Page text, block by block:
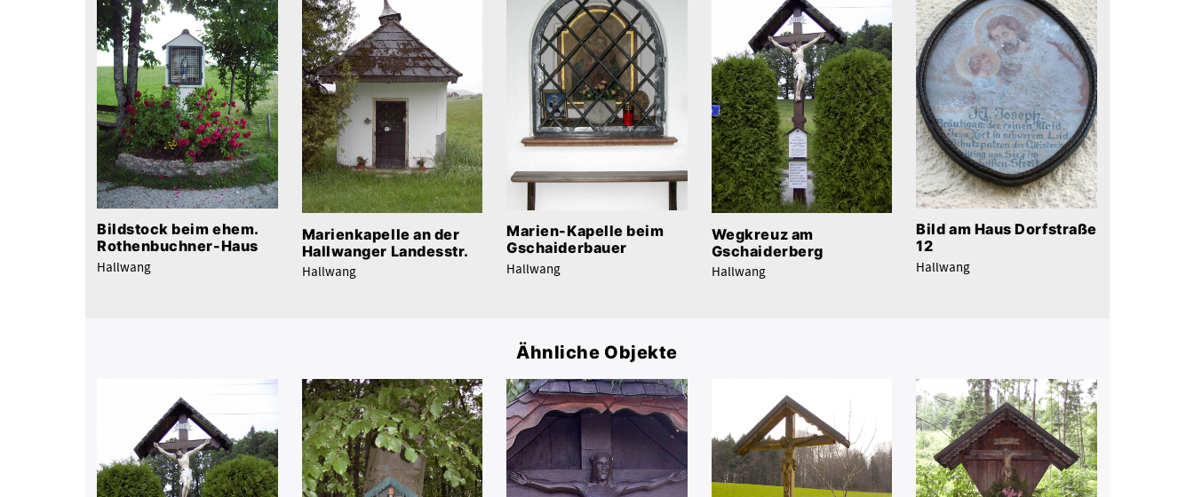
Bildstock beim ehem.
Rothenbuchner-Haus
Hallwang
Marienkapelle an der
Hallwanger Landesstr.
Hallwang
Marien-Kapelle beim
Gschaiderbauer
Hallwang
Wegkreuz am
Gschaiderberg
Hallwang
Bild am Haus Dorfstraße
12
Hallwang
Ähnliche Objekte